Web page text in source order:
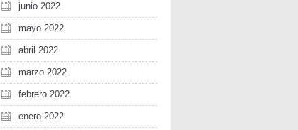
junio 2022
mayo 2022
abril 2022
marzo 2022
febrero 2022
enero 2022